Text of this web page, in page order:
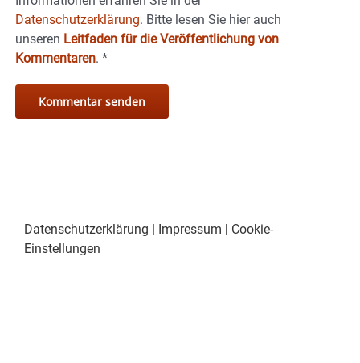
Datenschutzerklärung. Bitte lesen Sie hier auch
unseren Leitfaden für die Veröffentlichung von
Kommentaren. *
Datenschutzerklärung Impressum
Cookie-
Einstellungen